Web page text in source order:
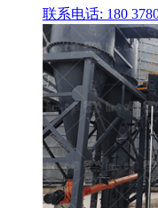
联系电话: 180